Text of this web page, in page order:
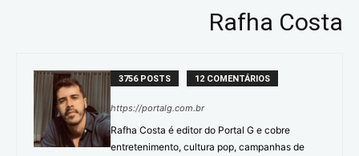
Rafha Costa
3756 POSTS 12 COMENTÁRIOS
https://portalg.com.br
Rafha Costa é editor do Portal G e cobre
entretenimento, cultura pop, campanhas de